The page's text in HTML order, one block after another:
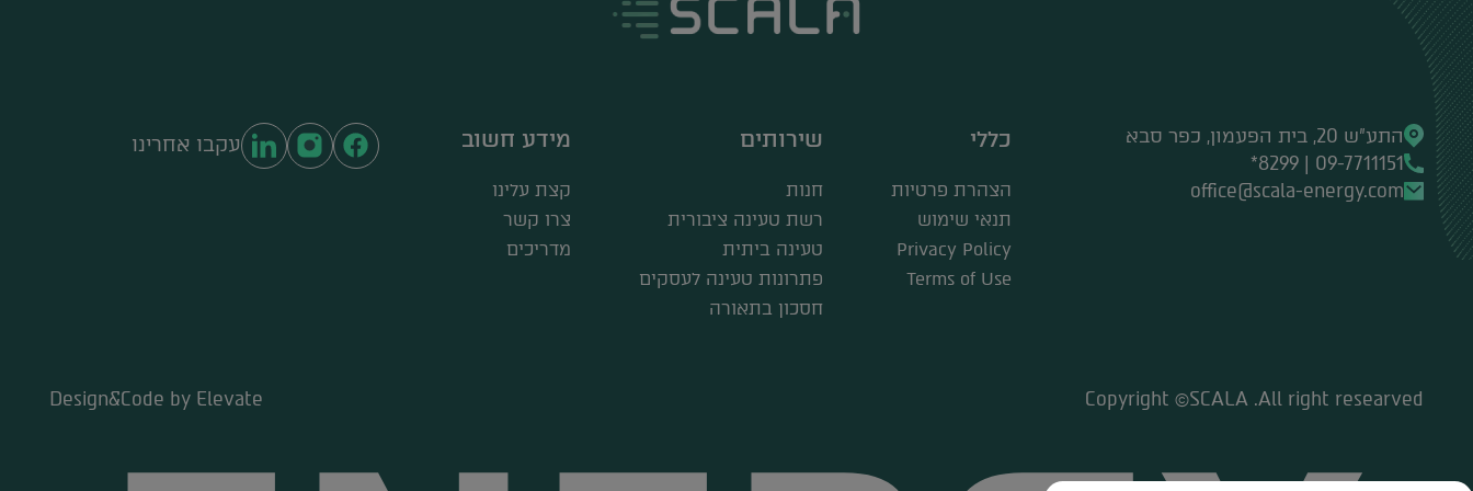
התע"ש 20, בית הפעמון, כפר סבא
09-7711151 | 8299*
office@scala-energy.com
כללי
הצהרת פרטיות
תנאי שימוש
Privacy Policy
Terms of Use
שירותים
חנות
רשת טעינה ציבורית
טעינה ביתית
פתרונות טעינה לעסקים
חסכון בתאורה
מידע חשוב
קצת עלינו
צרו קשר
מדריכים
עקבו אחרינו
Copyright ©SCALA .All right researved
Design&Code by Elevate